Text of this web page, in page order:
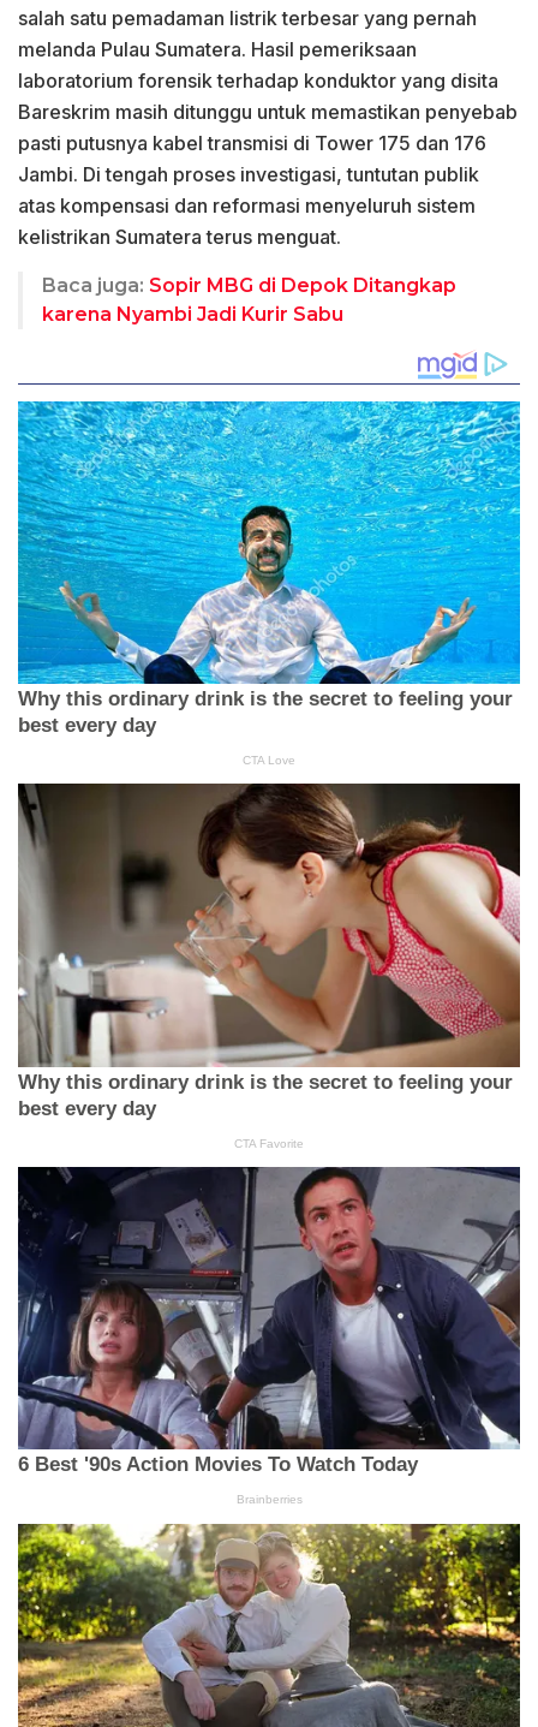
salah satu pemadaman listrik terbesar yang pernah
melanda Pulau Sumatera. Hasil pemeriksaan
laboratorium forensik terhadap konduktor yang disita
Bareskrim masih ditunggu untuk memastikan penyebab
pasti putusnya kabel transmisi di Tower 175 dan 176
Jambi. Di tengah proses investigasi, tuntutan publik
atas kompensasi dan reformasi menyeluruh sistem
kelistrikan Sumatera terus menguat.
Baca juga: Sopir MBG di Depok Ditangkap
karena Nyambi Jadi Kurir Sabu